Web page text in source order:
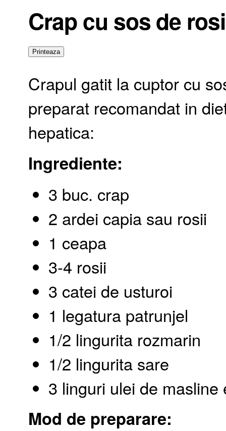
Crap cu sos de
Crapul gatit la cuptor cu
preparat recomandat in
hepatica:
Ingrediente:
3 buc. crap
2 ardei capia sau rosii
1 ceapa
3-4 rosii
3 catei de usturoi
1 legatura patrunjel
1/2 lingurita rozmarin
1/2 lingurita sare
3 linguri ulei de masline
Mod de preparare: